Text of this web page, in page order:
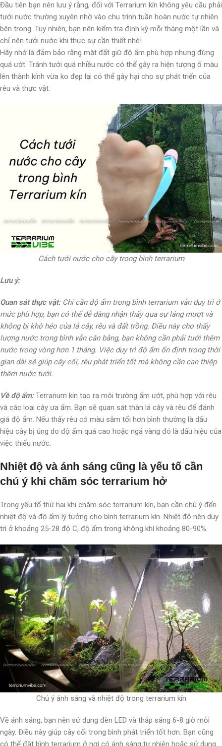
Đầu tiên bạn nên lưu ý rằng, đối với Terrarium kín không yêu cầu phải
tưới nước thường xuyên nhờ vào chu trình tuần hoàn nước tự nhiên
bên trong. Tuy nhiên, bạn nên kiểm tra định kỳ mỗi tháng một lần và
chỉ nên tưới nước khi thực sự cần thiết nhé!
Hãy nhớ là đảm bảo rằng mặt đất giữ độ ẩm phù hợp nhưng đừng
quá ướt. Tránh tưới quá nhiều nước có thể gây ra hiện tượng ố màu
lên thành kính vừa ko đẹp lại có thể gây hại cho sự phát triển của
rêu và thực vật.
Cách tưới nước cho cây trong bình terrarium
Lưu ý:
Quan sát thực vật: Chỉ cần độ ẩm trong bình terrarium vẫn duy trì ở
mức phù hợp, bạn có thể dễ dàng nhận thấy qua sự láng mượt và
không bị khô héo của lá cây, rêu và đất trồng. Điều này cho thấy
lượng nước trong bình vẫn cân bằng, bạn không cần phải tưới thêm
nước trong vòng hơn 1 tháng. Việc duy trì độ ẩm ổn định trong thời
gian dài sẽ giúp cây cối, rêu phát triển tốt mà không cần can thiệp
thêm nước tưới.
Về độ ẩm:Terrarium kín tạo ra môi trường ẩm ướt, phù hợp với rêu
và các loại cây ưa ẩm. Bạn sẽ quan sát thân lá cây và rêu để đánh
giá độ ẩm. Nếu thấy rêu có màu sẫm tối hơn bình thường là dấu
hiệu cây bị úng do độ ẩm quá cao hoặc ngả vàng đó là dấu hiệu của
việc thiếu nước.
Nhiệt độ và ánh sáng cũng là yếu tố cần
chú ý khi chăm sóc terrarium hở
Trong yếu tố thứ hai khi chăm sóc terrarium kín, bạn cần chú ý đến
nhiệt độ và độ ẩm lý tưởng cho bình terrarium kín. Nhiệt độ nên duy
trì ở khoảng 25-28 độ C, độ ẩm trong không khí khoảng 80-90%.
Chú ý ánh sáng và nhiệt độ trong terrarium kín
Về ánh sáng, bạn nên sử dụng đèn LED và thắp sáng 6-8 giờ mỗi
ngày. Điều này giúp cây cối trong bình phát triển tốt hơn. Bạn cũng
có thể đặt bình terrarium ở nơi có ánh sáng tự nhiên hoặc sử dụng